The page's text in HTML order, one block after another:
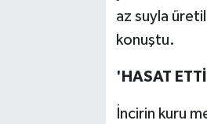
az suyla
konuştu.
'HASAT
İncirin kuru